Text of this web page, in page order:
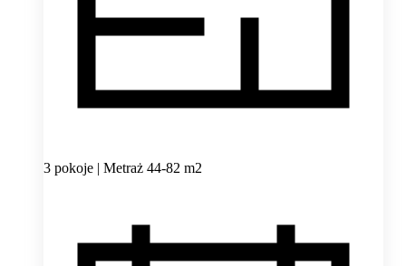
3 pokoje | Metraż 44-82 m2